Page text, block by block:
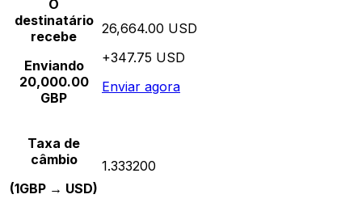
O
destinatário
recebe
Enviando
20,000.00
GBP
26,664.00 USD
+347.75 USD
Enviar agora
Taxa de
câmbio
(1GBP → USD)
1.333200